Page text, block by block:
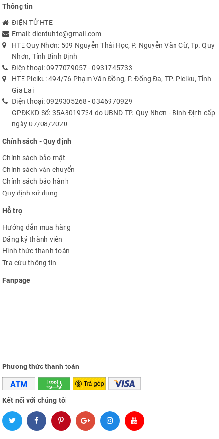
Thông tin
ĐIỆN TỬ HTE
Email: dientuhte@gmail.com
HTE Quy Nhơn: 509 Nguyễn Thái Học, P. Nguyễn Văn Cừ, Tp. Quy
Nhơn, Tỉnh Bình Định
Điện thoại:0977079057 -0931745733
HTE Pleiku: 494/76 Phạm Văn Đồng, P. Đống Đa, TP. Pleiku, Tỉnh
Gia Lai
Điện thoại:0929305268 -0346970929
GPĐKKD Số: 35A8019734 do UBND TP. Quy Nhơn - Bình Định cấp
ngày 07/08/2020
Chính sách - Quy định
Chính sách bảo mật
Chính sách vận chuyển
Chính sách bảo hành
Quy định sử dụng
Hỗ trợ
Hướng dẫn mua hàng
Đăng ký thành viên
Hình thức thanh toán
Tra cứu thông tin
Fanpage
Phương thức thanh toán
Kết nối với chúng tôi